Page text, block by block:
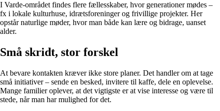
I Varde-området findes flere fællesskaber, hvor generationer mødes –
fx i lokale kulturhuse, idrætsforeninger og frivillige projekter. Her
opstår naturlige møder, hvor man både kan lære og bidrage, uanset
alder.
Små skridt, stor forskel
At bevare kontakten kræver ikke store planer. Det handler om at tage
små initiativer – sende en besked, invitere til kaffe, dele en oplevelse.
Mange familier oplever, at det vigtigste er at vise interesse og være til
stede, når man har mulighed for det.